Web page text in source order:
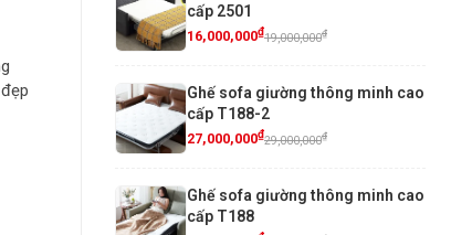
cấp 2501
16,000,000₫19,000,000₫
Ghế sofa giường thông minh cao
cấp T188-2
27,000,000₫29,000,000₫
Ghế sofa giường thông minh cao
cấp T188